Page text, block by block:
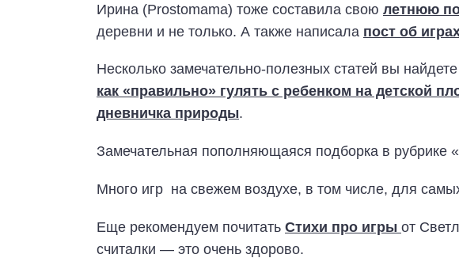
Ирина (Prostomama) тоже составила свою летнюю
деревни и не только. А также написала пост об
Несколько замечательно-полезных статей вы
как «правильно» гулять с ребенком на детской
дневничка природы.
Замечательная пополняющаяся подборка в рубрике
Много игр на свежем воздухе, в том числе, для
Еще рекомендуем почитать Стихи про игры от
считалки — это очень здорово.